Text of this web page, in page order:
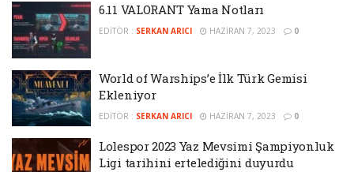
6.11 VALORANT Yama Notları
EDITÖR : SERKAN ARICI HAZIRAN 7, 2023 0
World of Warships’e İlk Türk Gemisi
Ekleniyor
EDITÖR : SERKAN ARICI HAZIRAN 7, 2023 0
Lolespor 2023 Yaz Mevsimi Şampiyonluk
Ligi tarihini ertelediğini duyurdu